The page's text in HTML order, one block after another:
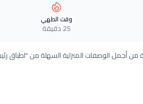
وقت الطهي
25 دقيقة
من أجمل الوصفات المنزلية السهلة من "اطباق